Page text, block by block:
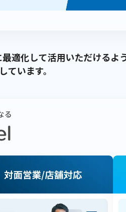
最適化して活用いただけるよ
ています。